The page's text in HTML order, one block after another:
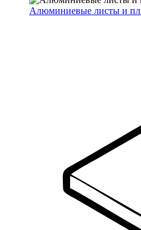
Алюминиевые листы и